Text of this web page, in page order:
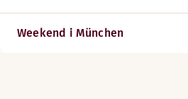
Weekend i München